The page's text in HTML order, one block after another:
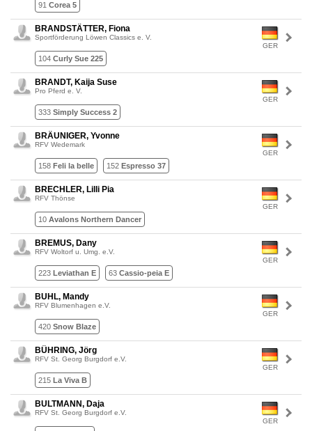
91 Corea 5
GER
BRANDSTÄTTER, Fiona
Sportförderung Löwen Classics e. V.
104 Curly Sue 225
GER
BRANDT, Kaija Suse
Pro Pferd e. V.
333 Simply Success 2
GER
BRÄUNIGER, Yvonne
RFV Wedemark
158 Feli la belle 152 Espresso 37
GER
BRECHLER, Lilli Pia
RFV Thönse
10 Avalons Northern Dancer
GER
BREMUS, Dany
RFV Woltorf u. Umg. e.V.
223 Leviathan E 63 Cassio-peia E
GER
BUHL, Mandy
RFV Blumenhagen e.V.
420 Snow Blaze
GER
BÜHRING, Jörg
RFV St. Georg Burgdorf e.V.
215 La Viva B
GER
BULTMANN, Daja
RFV St. Georg Burgdorf e.V.